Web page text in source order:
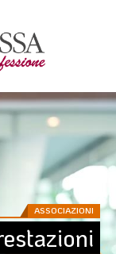
ASSOCIAZIONI